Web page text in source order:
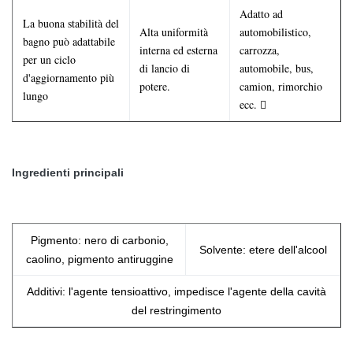
La buona stabilità del
bagno può adattabile
per un ciclo
d'aggiornamento più
lungo
Alta uniformità
interna ed esterna
di lancio di
potere.
Adatto ad
automobilistico,
carrozza,
automobile, bus,
camion, rimorchio
ecc. 
Ingredienti principali
Pigmento: nero di carbonio,
caolino, pigmento antiruggine
Solvente: etere dell'alcool
Additivi: l'agente tensioattivo, impedisce l'agente della cavità
del restringimento